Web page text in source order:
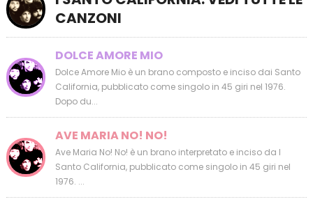
CANZONI
DOLCE AMORE MIO
Dolce Amore Mio è un brano composto e inciso dai Santo
California, pubblicato come singolo in 45 giri nel 1976.
Dopo du...
AVE MARIA NO! NO!
Ave Maria No! No! è un brano interpretato e inciso da I
Santo California, pubblicato come singolo in 45 giri nel
1976. ...